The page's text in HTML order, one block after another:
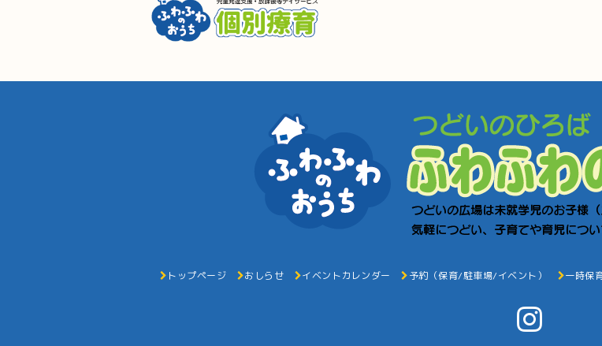
トップページ おしらせ イベントカレンダー 予約（保育/駐車場/イベント） 一時保